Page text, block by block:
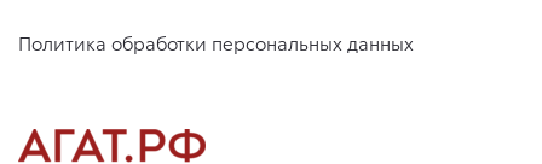
Политика обработки персональных данных